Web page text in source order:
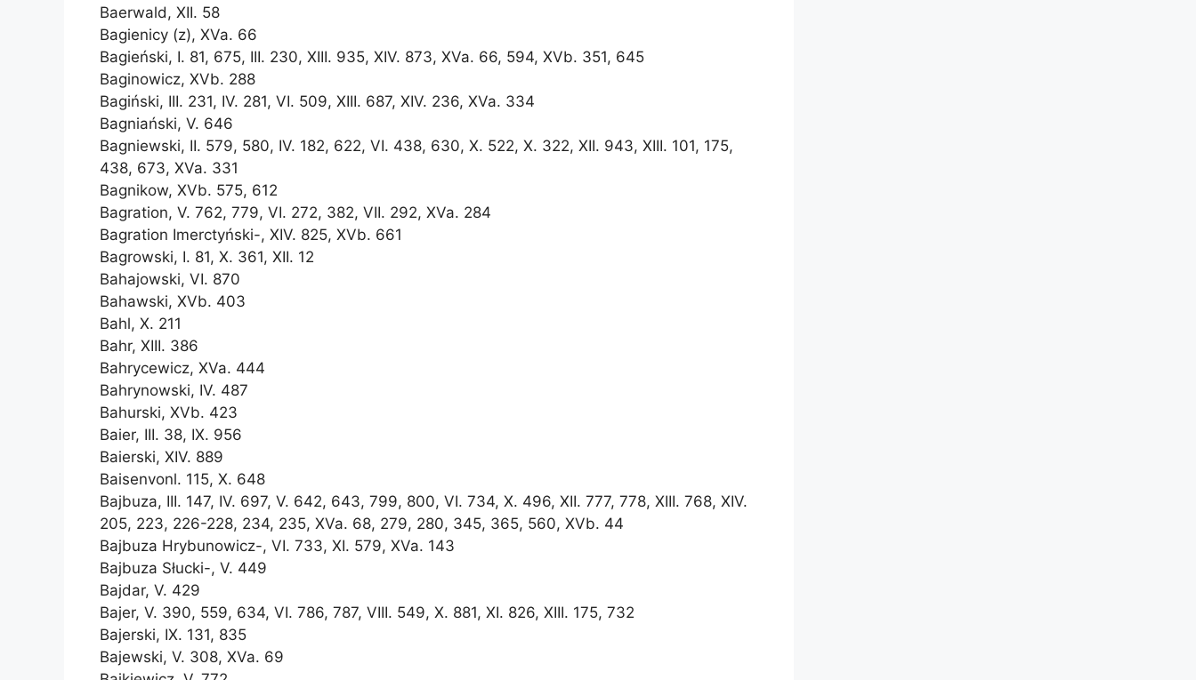
Baerwald, XII. 58
Bagienicy (z), XVa. 66
Bagieński, I. 81, 675, III. 230, XIII. 935, XIV. 873, XVa. 66, 594, XVb. 351, 645
Baginowicz, XVb. 288
Bagiński, III. 231, IV. 281, VI. 509, XIII. 687, XIV. 236, XVa. 334
Bagniański, V. 646
Bagniewski, II. 579, 580, IV. 182, 622, VI. 438, 630, X. 522, X. 322, XII. 943, XIII. 101, 175,
438, 673, XVa. 331
Bagnikow, XVb. 575, 612
Bagration, V. 762, 779, VI. 272, 382, VII. 292, XVa. 284
Bagration Imerctyński-, XIV. 825, XVb. 661
Bagrowski, I. 81, X. 361, XII. 12
Bahajowski, VI. 870
Bahawski, XVb. 403
Bahl, X. 211
Bahr, XIII. 386
Bahrycewicz, XVa. 444
Bahrynowski, IV. 487
Bahurski, XVb. 423
Baier, III. 38, IX. 956
Baierski, XIV. 889
Baisenvonl. 115, X. 648
Bajbuza, III. 147, IV. 697, V. 642, 643, 799, 800, VI. 734, X. 496, XII. 777, 778, XIII. 768, XIV.
205, 223, 226-228, 234, 235, XVa. 68, 279, 280, 345, 365, 560, XVb. 44
Bajbuza Hrybunowicz-, VI. 733, XI. 579, XVa. 143
Bajbuza Słucki-, V. 449
Bajdar, V. 429
Bajer, V. 390, 559, 634, VI. 786, 787, VIII. 549, X. 881, XI. 826, XIII. 175, 732
Bajerski, IX. 131, 835
Bajewski, V. 308, XVa. 69